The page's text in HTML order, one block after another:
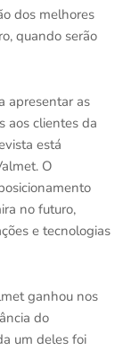
dos melhores
quando serão
apresentar as
aos clientes da
está
O
no futuro,
e tecnologias
ganhou nos
do
um deles foi